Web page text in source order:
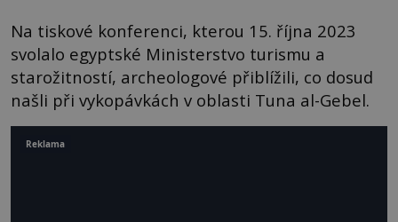
Na tiskové konferenci, kterou 15. října 2023
svolalo egyptské Ministerstvo turismu a
starožitností, archeologové přiblížili, co dosud
našli při vykopávkách v oblasti Tuna al-Gebel.
Reklama